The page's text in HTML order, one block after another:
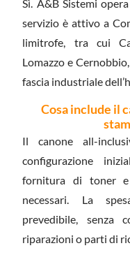
Sì. A&B Sistemi
servizio è attivo a
limitrofe, tra cui
Lomazzo e
fascia industriale
Cosa include il
Il canone all-
configurazione
fornitura di toner
necessari. La
prevedibile, senza
riparazioni o parti di